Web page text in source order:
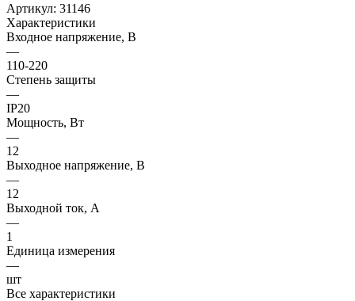
Артикул: 31146
Характеристики
Входное напряжение, В
—
110-220
Степень защиты
—
IP20
Мощность, Вт
—
12
Выходное напряжение, В
—
12
Выходной ток, А
—
1
Единица измерения
—
шт
Все характеристики